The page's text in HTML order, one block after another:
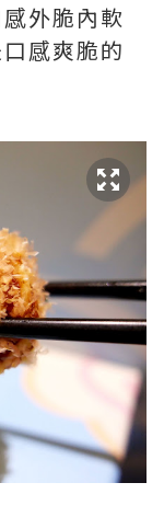
外脆內軟
感爽脆的